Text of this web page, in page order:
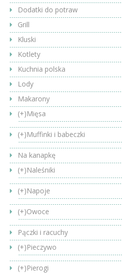
Dodatki do potraw
Grill
Kluski
Kotlety
Kuchnia polska
Lody
Makarony
(+)Mięsa
(+)Muffinki i babeczki
Na kanapkę
(+)Naleśniki
(+)Napoje
(+)Owoce
Pączki i racuchy
(+)Pieczywo
(+)Pierogi